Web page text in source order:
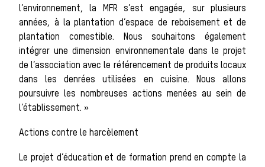
Les veneurs
La vènerie contemporaine
Chasser les
idées reçues
l’environnement, la MFR s’est engagée, sur plusieurs
années, à la plantation d’espace de reboisement et de
plantation comestible. Nous souhaitons également
intégrer une dimension environnementale dans le projet
de l’association avec le référencement de produits locaux
dans les denrées utilisées en cuisine. Nous allons
poursuivre les nombreuses actions menées au sein de
l’établissement. »
Actions contre le harcèlement
Le projet d’éducation et de formation prend en compte la